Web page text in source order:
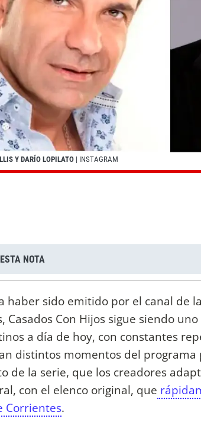
Y DARÍO LOPILATO | INSTAGRAM
NOTA
haber sido emitido por el canal de
Casados Con Hijos sigue siendo
a día de hoy, con constantes
distintos momentos del
de la serie, que los creadores
con el elenco original, que
Corrientes.